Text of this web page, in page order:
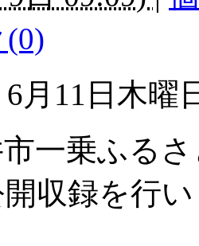
月11日木曜
一乗ふる
収録を行